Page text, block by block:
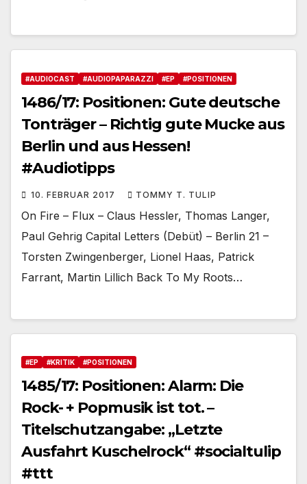
#AUDIOCAST #AUDIOPAPARAZZI #EP #POSITIONEN
1486/17: Positionen: Gute deutsche
Tonträger – Richtig gute Mucke aus
Berlin und aus Hessen!
#Audiotipps
10. FEBRUAR 2017 TOMMY T. TULIP
On Fire – Flux – Claus Hessler, Thomas Langer,
Paul Gehrig Capital Letters (Debüt) – Berlin 21 –
Torsten Zwingenberger, Lionel Haas, Patrick
Farrant, Martin Lillich Back To My Roots…
#EP #KRITIK #POSITIONEN
1485/17: Positionen: Alarm: Die
Rock- + Popmusik ist tot. –
Titelschutzangabe: „Letzte
Ausfahrt Kuschelrock“ #socialtulip
#ttt